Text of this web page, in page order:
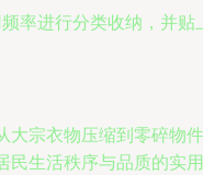
率进行分类收纳，并贴
大宗衣物压缩到零碎物件
民生活秩序与品质的实用